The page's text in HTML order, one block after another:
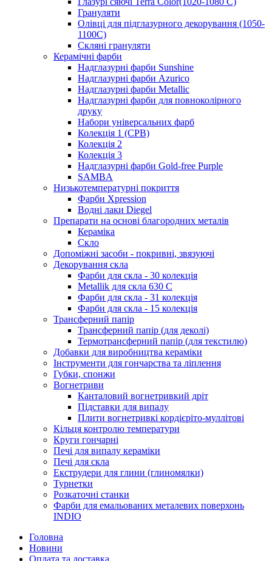
Грануляти
Олівці для підглазурного декорування (1050-
1100С)
Скляні грануляти
Керамічні фарби
Надглазурні фарби Sunshine
Надглазурні фарби Azurico
Надглазурні фарби Metallic
Надглазурні фарби для повноколірного
друку
Набори універсальних фарб
Колекція 1 (CPB)
Колекція 2
Колекція 3
Надглазурні фарби Gold-free Purple
SAMBA
Низькотемпературні покриття
Фарби Xpression
Водні лаки Diegel
Препарати на основі благородних металів
Кераміка
Скло
Допоміжні засоби - покривні, звязуючі
Декорування скла
Фарби для скла - 30 колекція
Metallik для скла 630 С
Фарби для скла - 31 колекція
Фарби для скла - 15 колекція
Трансферний папір
Трансферний папір (для деколі)
Термотрансферний папір (для текстилю)
Добавки для виробництва кераміки
Інструменти для гончарства та ліплення
Губки, спонжи
Вогнетриви
Канталовий вогнетривкий дріт
Підставки для випалу
Плити вогнетривкі кордієріто-муллітові
Кільця контролю температури
Круги гончарні
Печі для випалу кераміки
Печі для скла
Екструдери для глини (глиномялки)
Турнетки
Розкаточні станки
Фарби для емальованих металевих поверхонь
INDIO
Головна
Новини
Оплата та доставка